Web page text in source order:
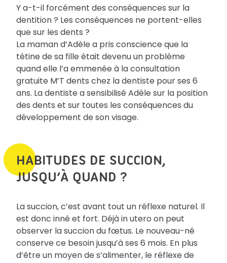
Y a-t-il forcément des conséquences sur la
dentition ? Les conséquences ne portent-elles
que sur les dents ?
La maman d’Adèle a pris conscience que la
tétine de sa fille était devenu un problème
quand elle l’a emmenée à la consultation
gratuite M’T dents chez la dentiste pour ses 6
ans. La dentiste a sensibilisé Adèle sur la position
des dents et sur toutes les conséquences du
développement de son visage.
HABITUDES DE SUCCION,
JUSQU’À QUAND ?
La succion, c’est avant tout un réflexe naturel. Il
est donc inné et fort. Déjà in utero on peut
observer la succion du fœtus. Le nouveau-né
conserve ce besoin jusqu’à ses 6 mois. En plus
d’être un moyen de s’alimenter, le réflexe de